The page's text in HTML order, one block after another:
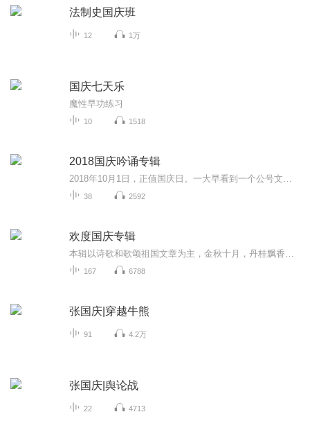
法制史国庆班
12 1万
国庆七天乐
魔性早功练习
10 1518
2018国庆吟诵专辑
38 2592
欢度国庆专辑
167 6788
张国庆|穿越牛熊
91 4.2万
张国庆|舆论战
22 4713